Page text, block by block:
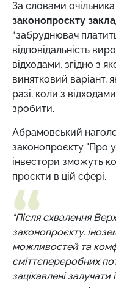
За словами очільника
законопроєкту
“забруднювач
відповідальність
відходами, згідно з
винятковий варіант,
разі, коли з
зробити.
Абрамовський
законопроєкту "Про
інвестори зможуть
проєкти в цій сфері.
"Після схвалення
законопроєкту,
можливостей та
сміттєпереробних
зацікавлені